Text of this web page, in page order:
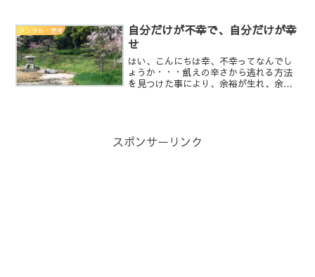
る。・どこの会社に行っても、何故か孤
立する。・見た目がカッコいい人じゃ
な...
メンタル・思考
自分だけが不幸で、自分だけが幸
せ
はい、こんにちは幸、不幸ってなんでし
ょうか・・・飢えの辛さから逃れる方法
を見つけた事により、余裕が生れ、余裕
スポンサーリンク